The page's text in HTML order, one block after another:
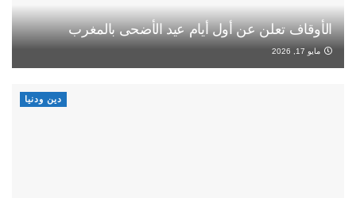
الأوقاف تعلن عن أول أيام عيد الأضحى بالمغرب
مايو 17, 2026
دين ودنيا